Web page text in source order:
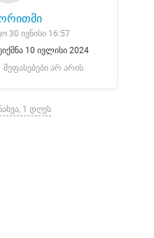
30 ივნისი 16:57
10 ივლისი 2024
შეფასებები არ არის
1 დღეს